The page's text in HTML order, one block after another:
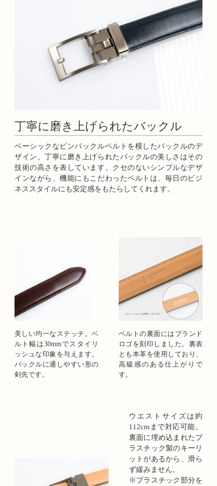
丁寧に磨き上げられたバックル
ベーシックなピンバックルベルトを模したバックルのデ
ザイン。丁寧に磨き上げられたバックルの美しさはその
技術の高さを表しています。クセのないシンプルなデザ
インながら、機能にもこだわったベルトは、毎日のビジ
ネススタイルにも安定感をもたらしてくれます。
美しい均一なステッチ。ベ
ルト幅は30mmでスタイリ
ッシュな印象を与えます。
バックルに通しやすい形の
剣先です。
ベルトの裏面にはブランド
ロゴを刻印しました。裏表
とも本革を使用しており、
高級感のある仕上がりで
す。
ウエストサイズは約
112cmまで対応可能。
裏面に埋め込まれたプ
ラスチック製のキーリ
ットがあるから、滑ら
ず緩みません。
※プラスチック部分を